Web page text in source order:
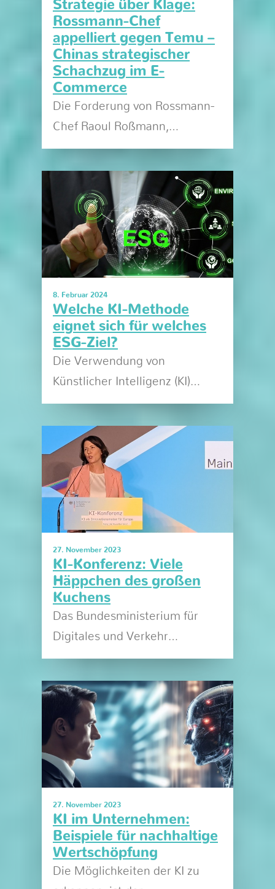
Strategie über Klage:
Rossmann-Chef
appelliert gegen Temu –
Chinas strategischer
Schachzug im E-
Commerce
Die Forderung von Rossmann-
Chef Raoul Roßmann,…
8. Februar 2024
Welche KI-Methode
eignet sich für welches
ESG-Ziel?
Die Verwendung von
Künstlicher Intelligenz (KI)…
27. November 2023
KI-Konferenz: Viele
Häppchen des großen
Kuchens
Das Bundesministerium für
Digitales und Verkehr…
27. November 2023
KI im Unternehmen:
Beispiele für nachhaltige
Wertschöpfung
Die Möglichkeiten der KI zu